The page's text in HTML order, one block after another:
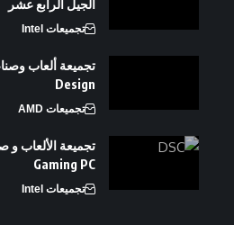
الجيل الرابع عشر
تجميعات Intel
Design
تجميعات AMD
Gaming PC
تجميعات Intel